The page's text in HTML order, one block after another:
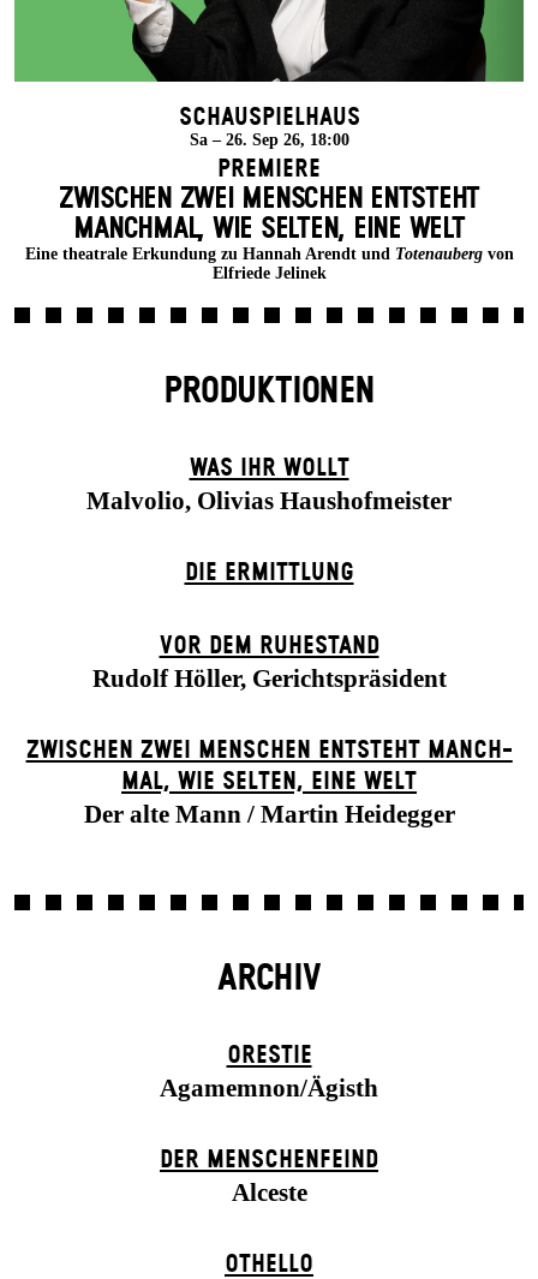
Schauspielhaus
Sa – 26. Sep 26, 18:00
Premiere
ZWISCHEN ZWEI MENSCHEN ENT­STEHT
MANCH­MAL, WIE SELTEN, EINE WELT
Eine theatrale Erkundung zu Hannah Arendt und Totenaubergvon
Elfriede Jelinek
PRODUKTIONEN
WAS IHR WOLLT
Malvolio, Olivias Haushofmeister
DIE ERMITTLUNG
VOR DEM RUHESTAND
Rudolf Höller, Gerichtspräsident
ZWISCHEN ZWEI MENSCHEN ENT­STEHT MANCH­
MAL, WIE SELTEN, EINE WELT
Der alte Mann / Martin Heidegger
ARCHIV
ORESTIE
Agamemnon/Ägisth
DER MENSCHENFEIND
Alceste
OTHELLO